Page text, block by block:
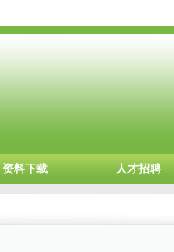
资料下载 人才招聘